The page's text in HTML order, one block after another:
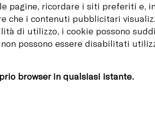
pagine, ricordare i siti preferiti e,
che i contenuti pubblicitari
di utilizzo, i cookie possono
possono essere disabilitati
browser in qualsiasi istante.